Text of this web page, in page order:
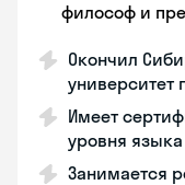
философ и
Окончил
университет
Имеет
уровня языка
Занимается